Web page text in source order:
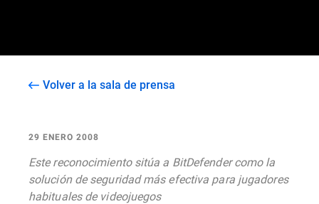
Volver a la sala de prensa
29 ENERO 2008
Este reconocimiento sitúa a BitDefender como la
solución de seguridad más efectiva para jugadores
habituales de videojuegos